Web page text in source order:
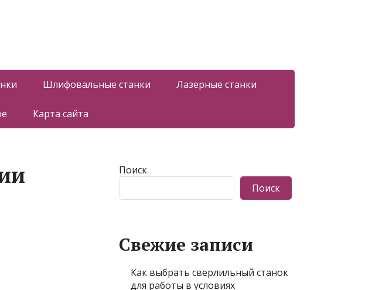
Шлифовальные станки Лазерные станки
Карта сайта
Поиск
Поиск
Свежие записи
Как выбрать сверлильный станок
для работы в условиях